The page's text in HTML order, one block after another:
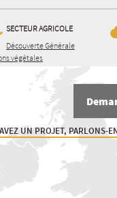
SECTEUR AGRICOLE
Découverte Générale
végétales
UN PROJET, PARLONS-